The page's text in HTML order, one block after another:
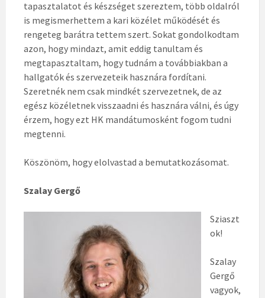
tapasztalatot és készséget szereztem, több oldalról
is megismerhettem a kari közélet működését és
rengeteg barátra tettem szert. Sokat gondolkodtam
azon, hogy mindazt, amit eddig tanultam és
megtapasztaltam, hogy tudnám a továbbiakban a
hallgatók és szervezeteik hasznára fordítani.
Szeretnék nem csak mindkét szervezetnek, de az
egész közéletnek visszaadni és hasznára válni, és úgy
érzem, hogy ezt HK mandátumosként fogom tudni
megtenni.
Köszönöm, hogy elolvastad a bemutatkozásomat.
Szalay Gergő
Sziaszt
ok!
Szalay
Gergő
vagyok,